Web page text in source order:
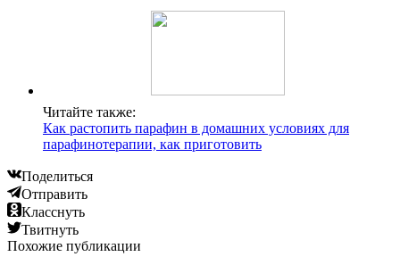
Читайте также:
Как растопить парафин в домашних условиях для
парафинотерапии, как приготовить
Поделиться
Отправить
Класснуть
Твитнуть
Похожие публикации